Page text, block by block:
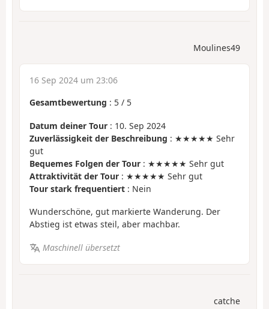
Moulines49
16 Sep 2024 um 23:06
Gesamtbewertung : 5 / 5
Datum deiner Tour : 10. Sep 2024
Zuverlässigkeit der Beschreibung : ★★★★★ Sehr
gut
Bequemes Folgen der Tour : ★★★★★ Sehr gut
Attraktivität der Tour : ★★★★★ Sehr gut
Tour stark frequentiert : Nein
Wunderschöne, gut markierte Wanderung. Der
Abstieg ist etwas steil, aber machbar.
Maschinell übersetzt
catche